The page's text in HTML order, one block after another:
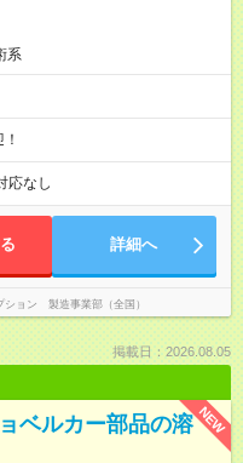
系
応なし
詳細へ
ション 製造事業部（全国）
掲載日：2026.08.05
NEW
ベルカー部品の溶